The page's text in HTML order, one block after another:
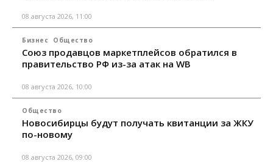
08 августа 2026, 11:00
Бизнес Общество
Союз продавцов маркетплейсов обратился в
правительство РФ из-за атак на WB
08 августа 2026, 10:00
Общество
Новосибирцы будут получать квитанции за ЖКУ
по-новому
08 августа 2026, 09:00